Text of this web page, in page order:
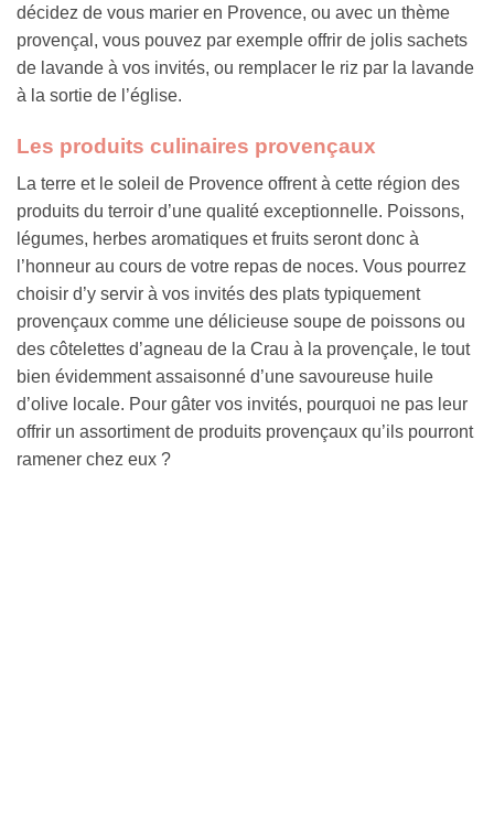
décidez de vous marier en Provence, ou avec un thème
provençal, vous pouvez par exemple offrir de jolis sachets
de lavande à vos invités, ou remplacer le riz par la lavande
à la sortie de l’église.
Les produits culinaires provençaux
La terre et le soleil de Provence offrent à cette région des
produits du terroir d’une qualité exceptionnelle. Poissons,
légumes, herbes aromatiques et fruits seront donc à
l’honneur au cours de votre repas de noces. Vous pourrez
choisir d’y servir à vos invités des plats typiquement
provençaux comme une délicieuse soupe de poissons ou
des côtelettes d’agneau de la Crau à la provençale, le tout
bien évidemment assaisonné d’une savoureuse huile
d’olive locale. Pour gâter vos invités, pourquoi ne pas leur
offrir un assortiment de produits provençaux qu’ils pourront
ramener chez eux ?